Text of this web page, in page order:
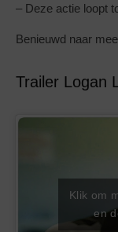
– Deze actie loopt
Benieuwd naar
Trailer Logan
Klik om
en